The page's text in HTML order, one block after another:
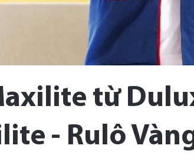
từ
- Rulô